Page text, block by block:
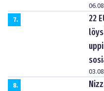
7.
22
8.